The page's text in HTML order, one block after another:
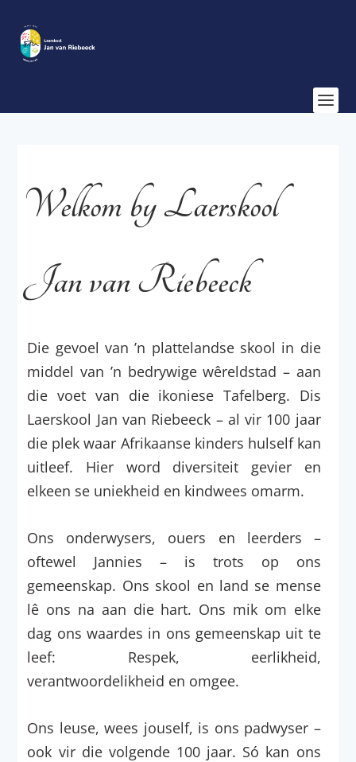
Welkom by Laerskool
Jan van Riebeeck
Die gevoel van ’n plattelandse skool in die
middel van ’n bedrywige wêreldstad – aan
die voet van die ikoniese Tafelberg. Dis
Laerskool Jan van Riebeeck – al vir 100 jaar
die plek waar Afrikaanse kinders hulself kan
uitleef. Hier word diversiteit gevier en
elkeen se uniekheid en kindwees omarm.
Ons onderwysers, ouers en leerders –
oftewel Jannies – is trots op ons
gemeenskap. Ons skool en land se mense
lê ons na aan die hart. Ons mik om elke
dag ons waardes in ons gemeenskap uit te
leef: Respek, eerlikheid,
verantwoordelikheid en omgee.
Ons leuse, wees jouself, is ons padwyser –
ook vir die volgende 100 jaar. Só kan ons